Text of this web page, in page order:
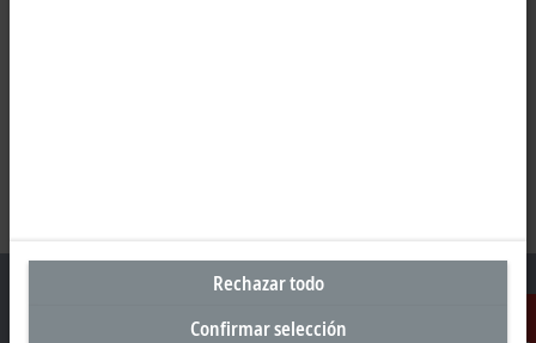
Rechazar todo
Confirmar selección